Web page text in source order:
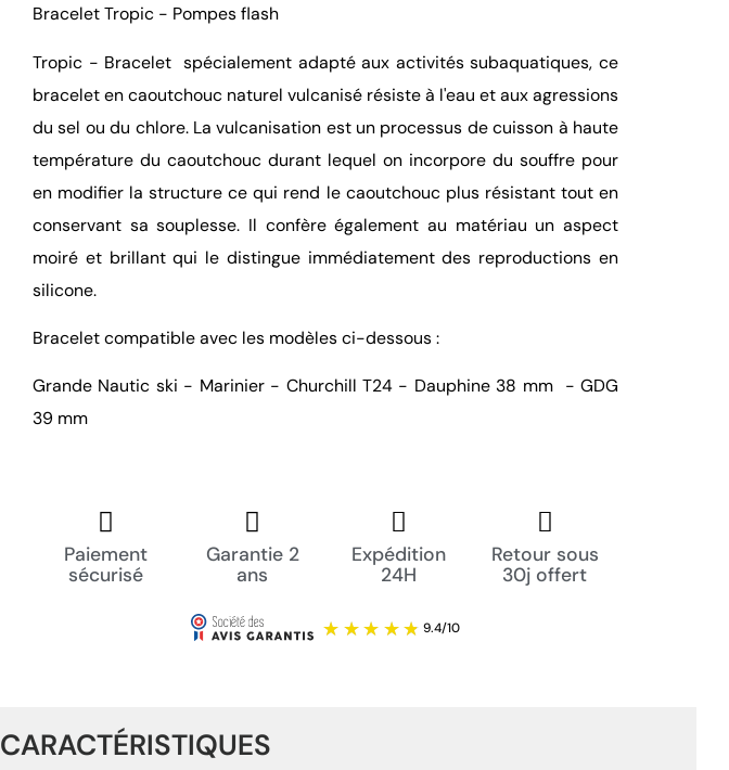
Bracelet Tropic - Pompes flash
Tropic - Bracelet spécialement adapté aux activités subaquatiques, ce
bracelet en caoutchouc naturel vulcanisé résiste à l'eau et aux agressions
du sel ou du chlore. La vulcanisation est un processus de cuisson à haute
température du caoutchouc durant lequel on incorpore du souffre pour
en modifier la structure ce qui rend le caoutchouc plus résistant tout en
conservant sa souplesse. Il confère également au matériau un aspect
moiré et brillant qui le distingue immédiatement des reproductions en
silicone.
Bracelet compatible avec les modèles ci-dessous :
Grande Nautic ski - Marinier - Churchill T24 - Dauphine 38 mm - GDG
39 mm
Paiement
sécurisé
Garantie 2
ans
Expédition
24H
Retour sous
30j offert
CARACTÉRISTIQUES